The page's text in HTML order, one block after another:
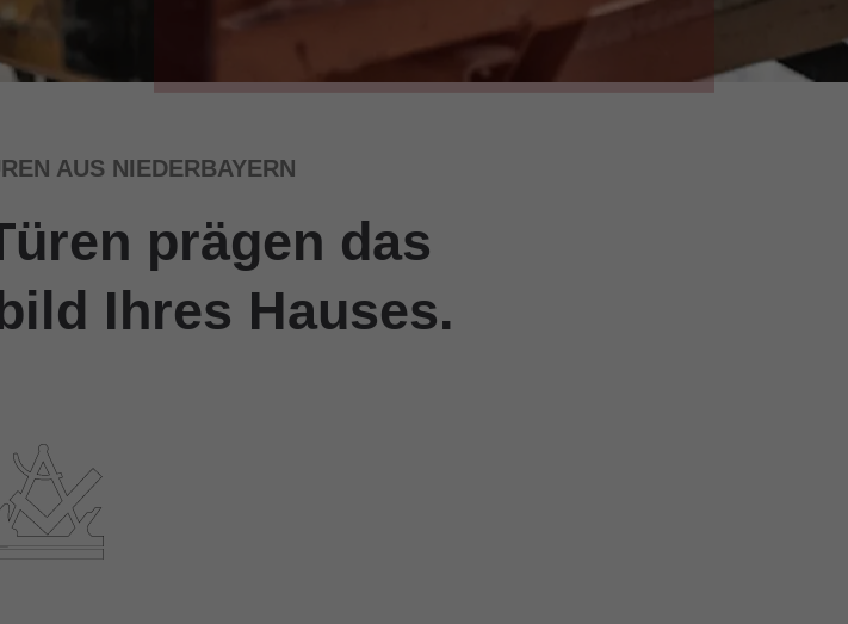
AUS NIEDERBAYERN
prägen das
Ihres Hauses.